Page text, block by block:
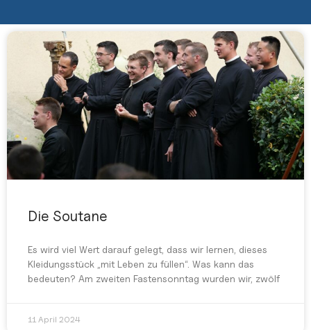
Die Soutane
Es wird viel Wert darauf gelegt, dass wir lernen, dieses
Kleidungsstück „mit Leben zu füllen“. Was kann das
bedeuten? Am zweiten Fastensonntag wurden wir, zwölf
11 April 2024